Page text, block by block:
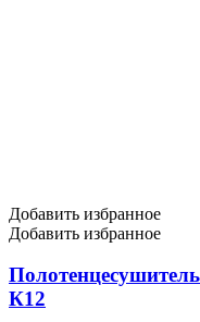
Добавить избранное
Добавить избранное
К12